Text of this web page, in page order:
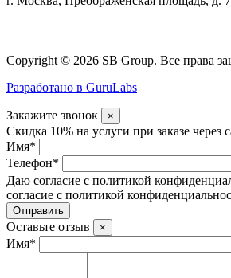
Copyright © 2026 SB Group. Все права
Разработано в GuruLabs
Закажите звонок ×
Скидка 10% на услуги при заказе через
Имя*
Телефон*
Даю согласие с политикой
согласие с политикой
Оставьте отзыв ×
Имя*